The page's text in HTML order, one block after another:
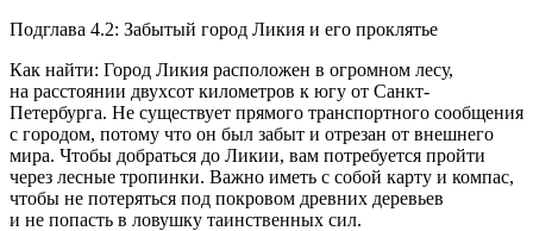
Подглава 4.2: Забытый город Ликия и его проклятье
Как найти: Город Ликия расположен в огромном лесу,
на расстоянии двухсот километров к югу от Санкт-
Петербурга. Не существует прямого транспортного сообщения
с городом, потому что он был забыт и отрезан от внешнего
мира. Чтобы добраться до Ликии, вам потребуется пройти
через лесные тропинки. Важно иметь с собой карту и компас,
чтобы не потеряться под покровом древних деревьев
и не попасть в ловушку таинственных сил.